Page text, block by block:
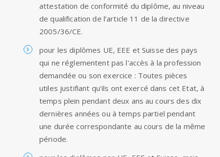
attestation de conformité du diplôme, au niveau
de qualification de l’article 11 de la directive
2005/36/CE.
pour les diplômes UE, EEE et Suisse des pays
qui ne réglementent pas l'accès à la profession
demandée ou son exercice : Toutes pièces
utiles justifiant qu'ils ont exercé dans cet Etat, à
temps plein pendant deux ans au cours des dix
dernières années ou à temps partiel pendant
une durée correspondante au cours de la même
période.